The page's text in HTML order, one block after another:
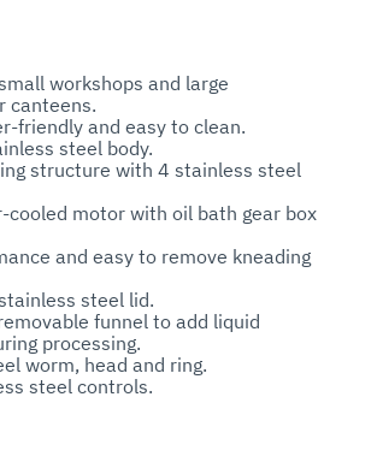
workshops and large
canteens.
friendly and easy to clean.
steel body.
structure with 4 stainless steel
cooled motor with oil bath gear box
and easy to remove kneading
steel lid.
funnel to add liquid
processing.
worm, head and ring.
steel controls.
system for heavy-duty use.